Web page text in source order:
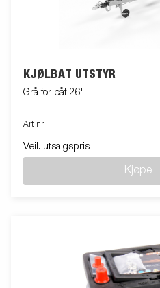
KJØLBÅT UTSTYR
Grå for båt 26"
Art nr
Veil. utsalgspris
Kjøpe